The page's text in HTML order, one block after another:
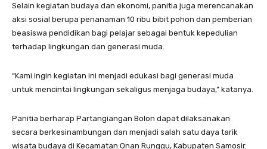
Selain kegiatan budaya dan ekonomi, panitia juga merencanakan
aksi sosial berupa penanaman 10 ribu bibit pohon dan pemberian
beasiswa pendidikan bagi pelajar sebagai bentuk kepedulian
terhadap lingkungan dan generasi muda.
“Kami ingin kegiatan ini menjadi edukasi bagi generasi muda
untuk mencintai lingkungan sekaligus menjaga budaya,” katanya.
Panitia berharap Partangiangan Bolon dapat dilaksanakan
secara berkesinambungan dan menjadi salah satu daya tarik
wisata budaya di Kecamatan Onan Runggu, Kabupaten Samosir.